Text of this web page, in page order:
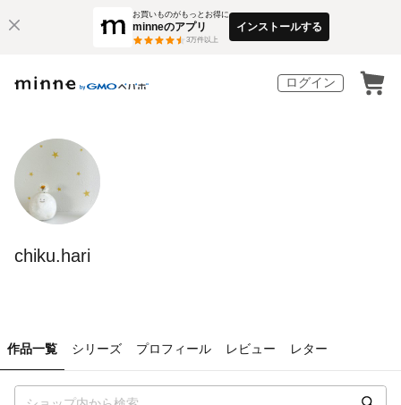
お買いものがもっとお得に
minneのアプリ
3万件以上
インストールする
ログイン
chiku.hari
作品一覧 シリーズ プロフィール レビュー レター